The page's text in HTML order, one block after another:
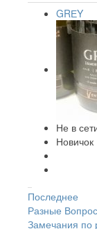
GRЕY
Не в
Новичок
Последнее
Разные
Замечания по